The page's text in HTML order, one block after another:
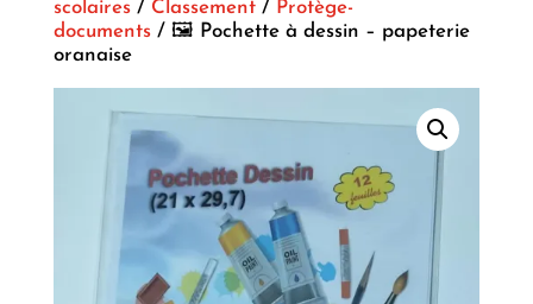
scolaires/ Classement/ Protège-
documents/ 🖼️ Pochette à dessin – papeterie
oranaise